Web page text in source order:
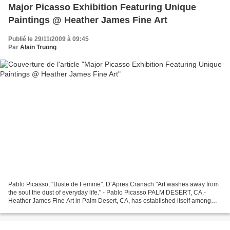
Major Picasso Exhibition Featuring Unique
Paintings @ Heather James Fine Art
Publié le 29/11/2009 à 09:45
Par Alain Truong
Pablo Picasso, ''Buste de Femme''. D’Apres Cranach "Art washes away from
the soul the dust of everyday life." - Pablo Picasso PALM DESERT, CA.-
Heather James Fine Art in Palm Desert, CA, has established itself among